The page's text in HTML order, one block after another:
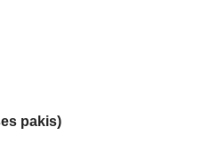
pakis)